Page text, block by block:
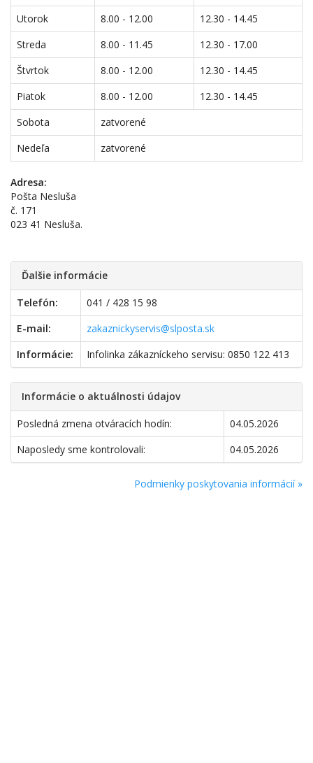
Utorok
8.00 - 12.00
12.30 - 14.45
Streda
8.00 - 11.45
12.30 - 17.00
Štvrtok
8.00 - 12.00
12.30 - 14.45
Piatok
8.00 - 12.00
12.30 - 14.45
Sobota
zatvorené
Nedeľa
zatvorené
Adresa:
Pošta Nesluša
č. 171
023 41 Nesluša.
Ďalšie informácie
Telefón:
041 / 428 15 98
E-mail:
zakaznickyservis@slposta.sk
Informácie:
Infolinka zákazníckeho servisu: 0850 122 413
Informácie o aktuálnosti údajov
Posledná zmena otváracích hodín:
04.05.2026
Naposledy sme kontrolovali:
04.05.2026
Podmienky poskytovania informácií »